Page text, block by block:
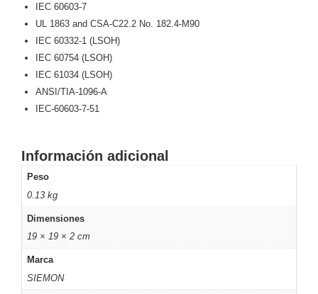
TurretFisheye
y
HemisféricasLente
MotorizadoNVRs
Network
Video
RecordersOcultas
-
Caja
/ 4G /
Inalámbricas
Cámaras
TurboHD
/ AHD /
IEC 60603-7
UL 1863 and CSA-C22.2 No. 182.4-M90
IEC 60332-1 (LSOH)
IEC 60754 (LSOH)
IEC 61034 (LSOH)
ANSI/TIA-1096-A
IEC-60603-7-51
Información adicional
Peso
0.13 kg
Dimensiones
19 × 19 × 2 cm
Marca
SIEMON